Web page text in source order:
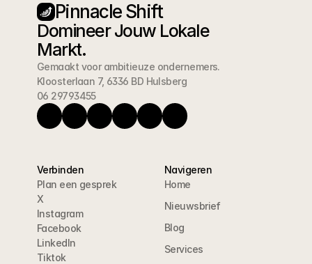
Pinnacle Shift
Domineer Jouw Lokale
Markt.
Gemaakt voor ambitieuze ondernemers.
Kloosterlaan 7, 6336 BD Hulsberg
06 29793455
Verbinden
Plan een gesprek
X
Instagram
Facebook
LinkedIn
Tiktok
Navigeren
Home
Nieuwsbrief
Blog
Services